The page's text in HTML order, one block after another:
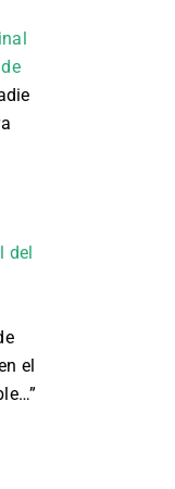
del
el
”